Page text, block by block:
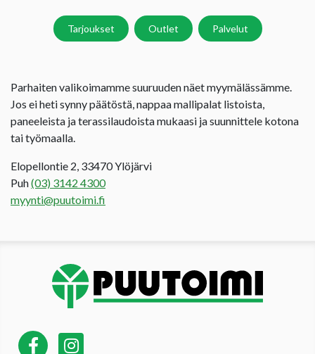
Tarjoukset Outlet Palvelut
Parhaiten valikoimamme suuruuden näet myymälässämme.
Jos ei heti synny päätöstä, nappaa mallipalat listoista,
paneeleista ja terassilaudoista mukaasi ja suunnittele kotona
tai työmaalla.
Elopellontie 2, 33470 Ylöjärvi
Puh(03) 3142 4300
myynti@puutoimi.fi